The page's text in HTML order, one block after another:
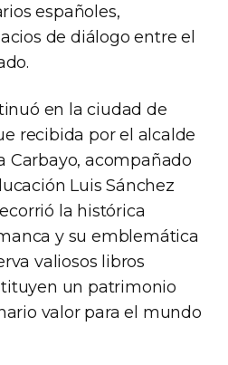
españoles,
de diálogo entre el
en la ciudad de
recibida por el alcalde
Carbayo, acompañado
Luis Sánchez
la histórica
y su emblemática
valiosos libros
un patrimonio
valor para el mundo